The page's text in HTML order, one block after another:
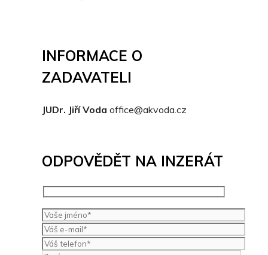
INFORMACE O
ZADAVATELI
JUDr. Jiří Voda office@akvoda.cz
ODPOVĚDĚT NA INZERÁT